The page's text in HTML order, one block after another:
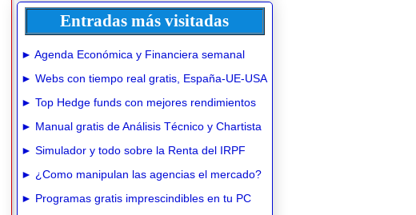
Entradas más visitadas
► Agenda Económica y Financiera semanal
► Webs con tiempo real gratis, España-UE-USA
► Top Hedge funds con mejores rendimientos
► Manual gratis de Análisis Técnico y Chartista
► Simulador y todo sobre la Renta del IRPF
► ¿Como manipulan las agencias el mercado?
► Programas gratis imprescindibles en tu PC